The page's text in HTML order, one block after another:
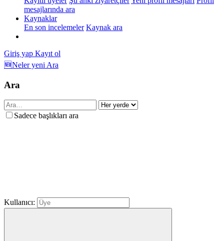
mesajlarında ara
Kaynaklar
En son incelemeler Kaynak ara
Giriş yap Kayıt ol
🆕Neler yeni Ara
Ara
Sadece başlıkları ara
Kullanıcı: